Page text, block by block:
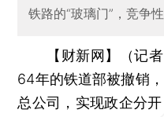
铁路的“玻璃门”，竞争
【财新网】（记者
64年的铁道部被撤销
总公司，实现政企分